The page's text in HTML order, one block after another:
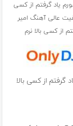
یاد گرفتم از کسی
عالی آهنگ امیر
از کسی بالا نرم
گرفتم از کسی بالا